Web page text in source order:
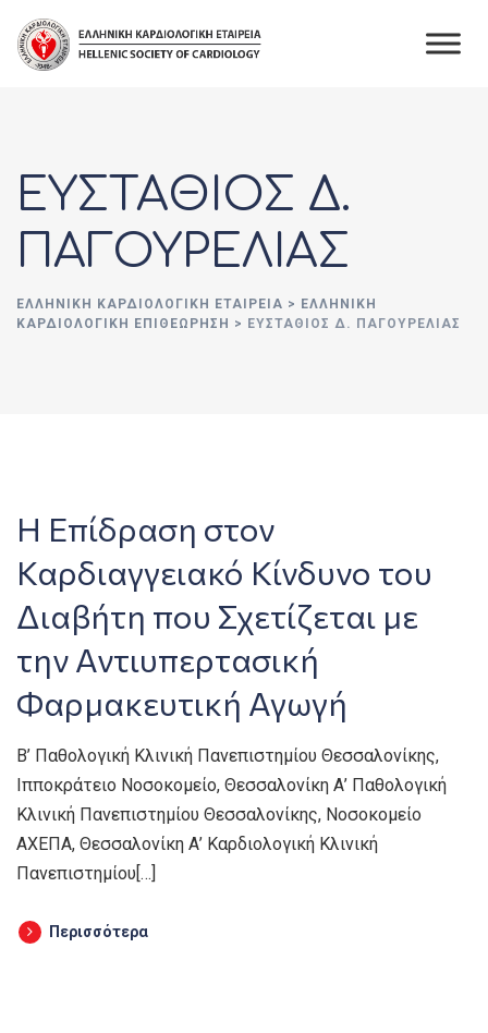
content
ΕΥΣΤΑΘΙΟΣ Δ.
ΠΑΓΟΥΡΕΛΙΑΣ
ΕΛΛΗΝΙΚΉ ΚΑΡΔΙΟΛΟΓΙΚΉ ΕΤΑΙΡΕΊΑ > ΕΛΛΗΝΙΚΗ
ΚΑΡΔΙΟΛΟΓΙΚΗ ΕΠΙΘΕΩΡΗΣΗ > ΕΥΣΤΑΘΙΟΣ Δ. ΠΑΓΟΥΡΕΛΙΑΣ
Η Επίδραση στον
Καρδιαγγειακό Κίνδυνο του
Διαβήτη που Σχετίζεται με
την Αντιυπερτασική
Φαρμακευτική Αγωγή
Β’ Παθολογική Κλινική Πανεπιστημίου Θεσσαλονίκης,
Ιπποκράτειο Νοσοκομείο, Θεσσαλονίκη Α’ Παθολογική
Κλινική Πανεπιστημίου Θεσσαλονίκης, Νοσοκομείο
ΑΧΕΠΑ, Θεσσαλονίκη Α’ Καρδιολογική Κλινική
Πανεπιστημίου[…]
Περισσότερα